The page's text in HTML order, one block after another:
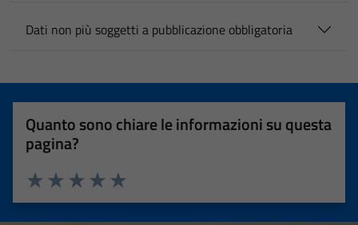
Dati non più soggetti a pubblicazione obbligatoria
Quanto sono chiare le informazioni su questa
pagina?
Valuta 5 stelle su 5
Valuta 4 stelle su 5
Valuta 3 stelle su 5
Valuta 2 stelle su 5
Valuta 1 stelle su 5